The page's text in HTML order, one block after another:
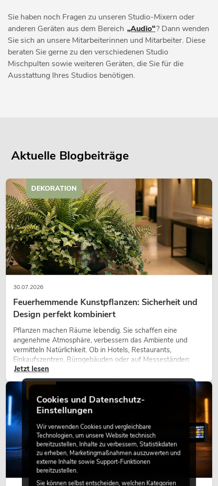
Sie haben noch Fragen zu unseren Studio-Mixern oder
anderen Geräten aus dem Bereich „Audio“? Dann wenden
Sie sich an unsere Mitarbeiterinnen und Mitarbeiter. Diese
beraten Sie gerne zu den verschiedenen Studio
Mischpulten sowie weiteren Geräten, die Sie für die
Ausstattung Ihres Studios benötigen.
Aktuelle Blogbeiträge
30.07.2026
Feuerhemmende Kunstpflanzen: Sicherheit und
Design perfekt kombiniert
Pflanzen machen Räume lebendig. Sie schaffen eine
angenehme Atmosphäre, verbessern das Ambiente und
vermitteln Natürlichkeit. Ob in Hotels, Restaurants,
Einkaufszentren, Bürogebäuden oder auf Messeständen:
eine hochwertige Begrünung gehört heute längst zum
modernen Raumkonzept.
Jetzt lesen
DEKORATION
Cookies und Datenschutz-
Einstellungen
Wir verwenden Cookies und vergleichbare
Technologien, um unsere Website technisch
bereitzustellen, Inhalte zu verbessern, Statistikdaten
zu erheben, Marketingmaßnahmen auszuwerten und
externe Inhalte sowie Support-Funktionen
bereitzustellen.
Sie können selbst entscheiden, welchen Kategorien